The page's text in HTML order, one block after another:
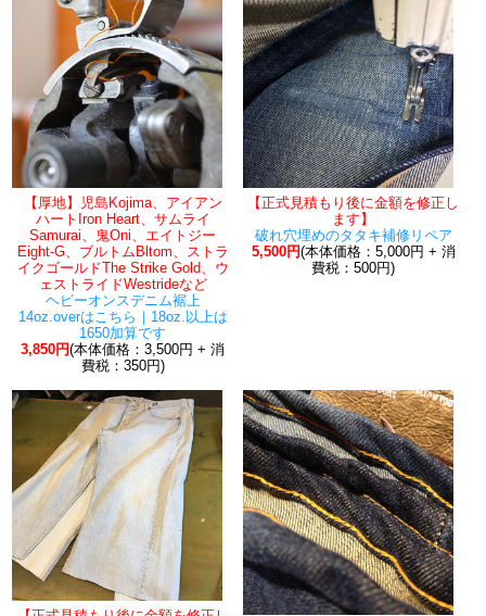
【厚地】児島Kojima、アイアン
ハートIron Heart、サムライ
Samurai、鬼Oni、エイトジー
Eight-G、ブルトムBltom、ストラ
イクゴールドThe Strike Gold、ウ
ェストライドWestrideなど
ヘビーオンスデニム裾上
14oz.overはこちら｜18oz.以上は
1650加算です
3,850円(本体価格：3,500円 + 消
費税：350円)
【正式見積もり後に金額を修正し
ます】
破れ穴埋めのタタキ補修リペア
5,500円(本体価格：5,000円 + 消
費税：500円)